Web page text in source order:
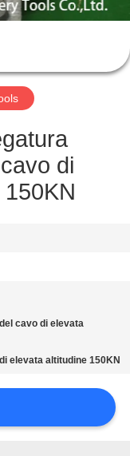
di
cavo di elevata
elevata altitudine 150KN